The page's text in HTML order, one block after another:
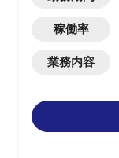
稼働率
業務内容